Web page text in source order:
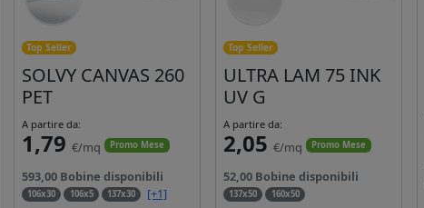
Top Seller
SOLVY CANVAS 260
PET
A partire da:
1,79 €/mq Promo Mese
593,00 Bobine disponibili
106x30 106x5 137x30
[+1]
Top Seller
ULTRA LAM 75 INK
UV G
A partire da:
2,05 €/mq Promo Mese
52,00 Bobine disponibili
137x50 160x50